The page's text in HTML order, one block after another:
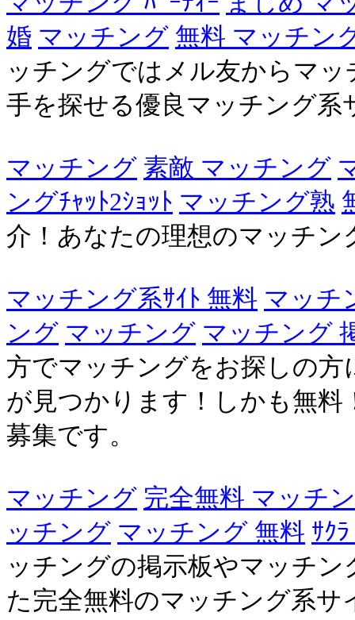
婚 マッチング 無料 マッチン
ッチングではメル友からマ
手を探せる優良マッチング
マッチング 素敵 マッチング
ングﾁｬｯﾄ2ｼｮｯﾄ マッチング熟
介！あなたの理想のマッチン
マッチング系ｻｲﾄ 無料 マッチ
ング マッチング マッチング
方でマッチングをお探しの
が見つかります！しかも無料
募集です。
マッチング 完全無料 マッチ
ッチング マッチング 無料 ｻｸ
ッチングの掲示板やマッチ
た完全無料のマッチング系